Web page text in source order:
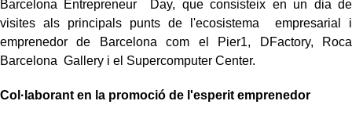
Barcelona Entrepreneur Day, que consisteix en un dia de
visites als principals punts de l'ecosistema empresarial i
emprenedor de Barcelona com el Pier1, DFactory, Roca
Barcelona Gallery i el Supercomputer Center.
Col·laborant en la promoció de l'esperit emprenedor